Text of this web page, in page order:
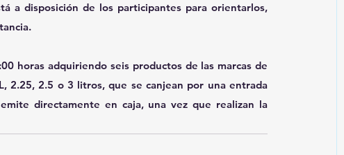
a disposición de los participantes para orientarlos,
horas adquiriendo seis productos de las marcas de
2.25, 2.5 o 3 litros, que se canjean por una entrada
directamente en caja, una vez que realizan la